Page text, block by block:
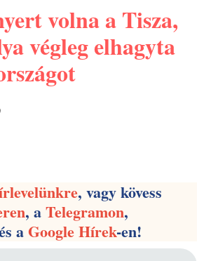
volna a Tisza,
végleg elhagyta
, vagy kövess
, aTelegramon,
aGoogle Hírek-en!